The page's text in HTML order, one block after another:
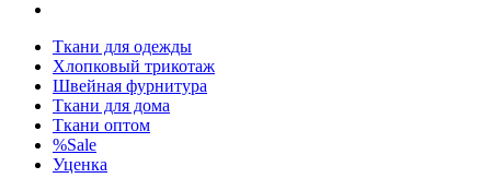
Ткани для одежды
Хлопковый трикотаж
Швейная фурнитура
Ткани для дома
Ткани оптом
%Sale
Уценка